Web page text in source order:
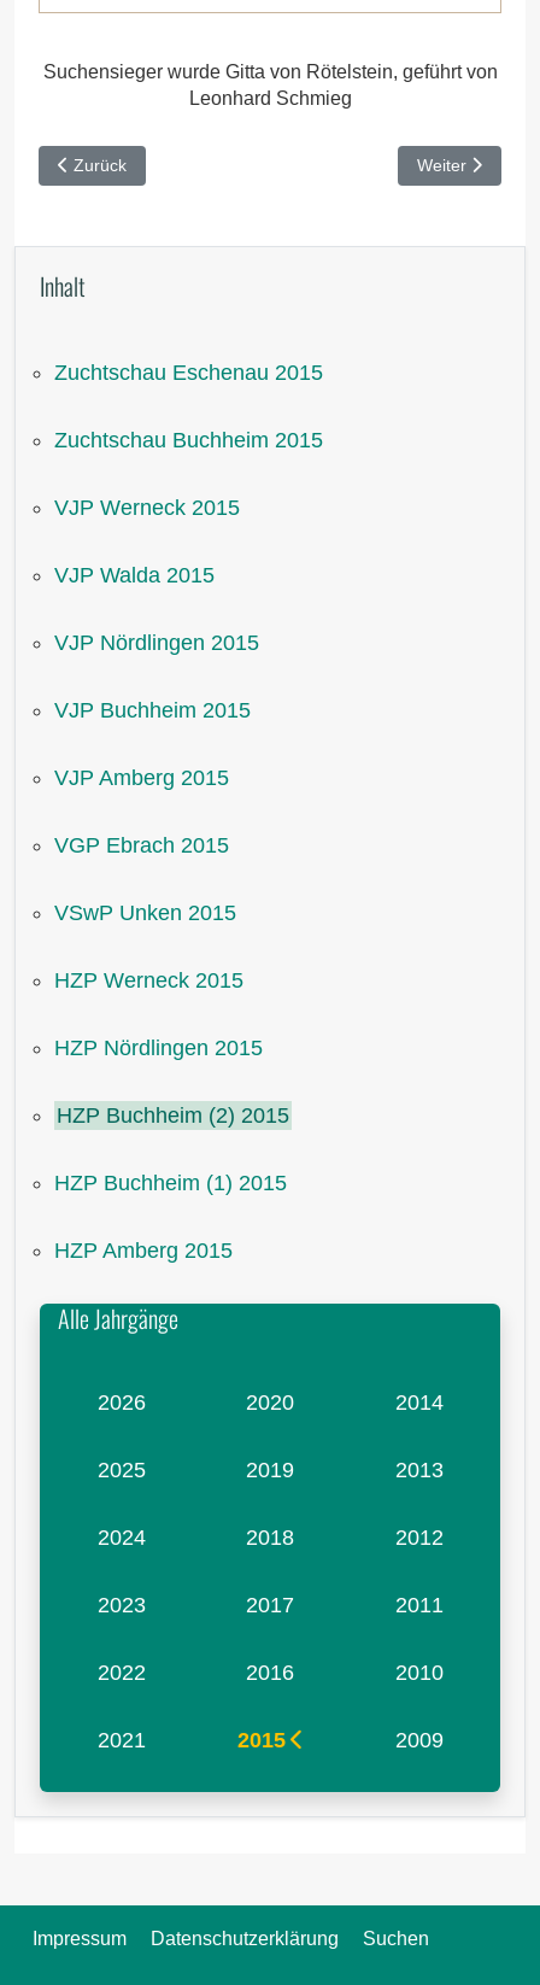
Suchensieger wurde Gitta von Rötelstein, geführt von
Leonhard Schmieg
Vorheriger Beitrag: HZP Nördlingen 2015
Zurück Nächster
Weiter
Inhalt
Zuchtschau Eschenau 2015
Zuchtschau Buchheim 2015
VJP Werneck 2015
VJP Walda 2015
VJP Nördlingen 2015
VJP Buchheim 2015
VJP Amberg 2015
VGP Ebrach 2015
VSwP Unken 2015
HZP Werneck 2015
HZP Nördlingen 2015
HZP Buchheim (2) 2015
HZP Buchheim (1) 2015
HZP Amberg 2015
Alle Jahrgänge
2026
2025
2024
2023
2022
2021
2020
2019
2018
2017
2016
2015
2014
2013
2012
2011
2010
2009
Impressum Datenschutzerklärung Suchen